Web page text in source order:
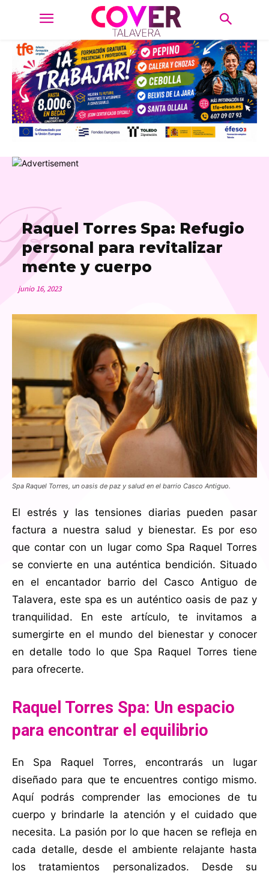
Raquel Torres Spa: Refugio
personal para revitalizar
mente y cuerpo
junio 16, 2023
Spa Raquel Torres, un oasis de paz y salud en el barrio Casco Antiguo.
El estrés y las tensiones diarias pueden pasar
factura a nuestra salud y bienestar. Es por eso
que contar con un lugar como Spa Raquel Torres
se convierte en una auténtica bendición. Situado
en el encantador barrio del Casco Antiguo de
Talavera, este spa es un auténtico oasis de paz y
tranquilidad. En este artículo, te invitamos a
sumergirte en el mundo del bienestar y conocer
en detalle todo lo que Spa Raquel Torres tiene
para ofrecerte.
Raquel Torres Spa: Un espacio
para encontrar el equilibrio
En Spa Raquel Torres, encontrarás un lugar
diseñado para que te encuentres contigo mismo.
Aquí podrás comprender las emociones de tu
cuerpo y brindarle la atención y el cuidado que
necesita. La pasión por lo que hacen se refleja en
cada detalle, desde el ambiente relajante hasta
los tratamientos personalizados. Desde su